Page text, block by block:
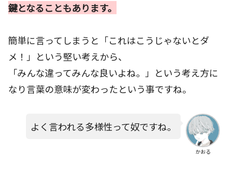
鍵となることもあります。
簡単に言ってしまうと「これはこうじゃないとダ
メ！」という堅い考えから、
「みんな違ってみんな良いよね。」という考え方に
なり言葉の意味が変わったという事ですね。
かおる
よく言われる多様性って奴ですね。